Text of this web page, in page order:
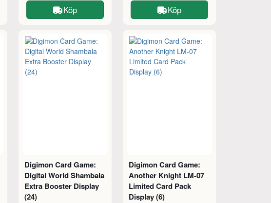
Köp Köp
Digimon Card Game:
Digital World Shambala
Extra Booster Display
(24)
Digimon Card Game:
Another Knight LM-07
Limited Card Pack
Display (6)